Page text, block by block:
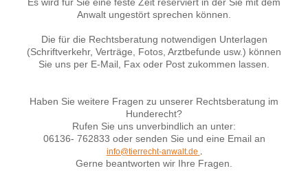
Anwalt ungestört sprechen können.
Die für die Rechtsberatung notwendigen Unterlagen
(Schriftverkehr, Verträge, Fotos, Arztbefunde usw.) können
Sie uns per E-Mail, Fax oder Post zukommen lassen.
Haben Sie weitere Fragen zu unserer Rechtsberatung im
Hunderecht?
Rufen Sie uns unverbindlich an unter:
06136- 762833 oder senden Sie und eine Email an
info@tierrecht-anwalt.de .
Gerne beantworten wir Ihre Fragen.